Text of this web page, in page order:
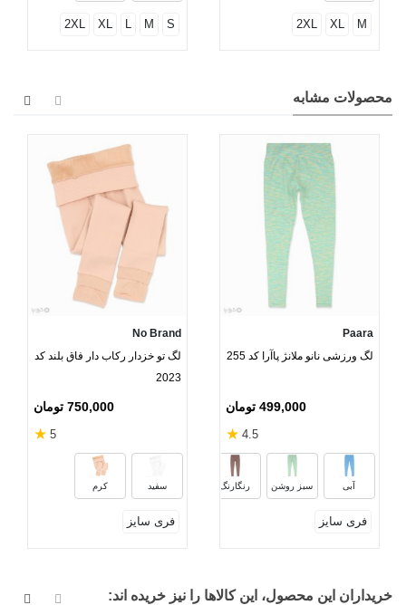
M
XL
2XL
S
M
L
XL
2XL
محصولات مشابه
Paara
لگ ورزشی نانو ملانژ پاآرا کد 255
499,000 تومان
4.5
★
آبی سبز روشن رنگارنگ
فری سایز
No Brand
لگ تو خزدار رکاب دار فاق بلند کد
2023
750,000 تومان
5
★
سفید کرم
فری سایز
خریداران این محصول، این کالاها را نیز خریده اند: